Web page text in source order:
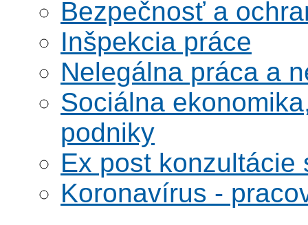
Bezpečnosť a
Inšpekcia práce
Nelegálna práca a
Sociálna
podniky
Ex post
Koronavírus -